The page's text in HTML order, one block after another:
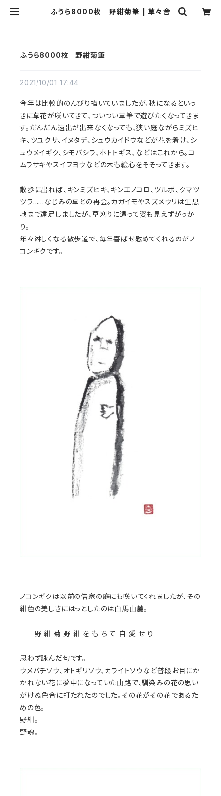
ふうら8000枚 野紺菊筆 | 草々舎
ふうら8000枚 野紺菊筆
2021/10/01 17:44
今年は比較的のんびり描いていましたが、秋になるといっ
きに草花が咲いてきて、ついつい草筆で遊びたくなってきま
す。だんだん遠出が出来なくなっても、狭い庭ながらミズヒ
キ、ツユクサ、イヌタデ、シュウカイドウなどが花を着け、シ
ュウメイギク、シモバシラ、ホトトギス、などはこれから。コ
ムラサキやスイフヨウなどの木も絵心をそそってきます。
散歩に出れば、キンミズヒキ、キンエノコロ、ツルボ、クマツ
ヅラ……なじみの草との再会。カガイモやスズメウリは生息
地まで遠足しましたが、草刈りに遭って姿も見えずがっか
り。
年々淋しくなる散歩道で、毎年喜ばせ慰めてくれるのがノ
コンギクです。
ノコンギクは以前の借家の庭にも咲いてくれましたが、その
紺色の美しさにはっとしたのは白馬山麓。
野 紺 菊 野 紺 を も ち て 自 愛 せ り
思わず詠んだ句です。
ウメバチソウ、オトギリソウ、カライトソウなど普段お目にか
かれない花に夢中になっていた山路で、馴染みの花の思い
がけぬ色合に打たれたのでした。その花がその花であるた
めの色。
野紺。
野魂。